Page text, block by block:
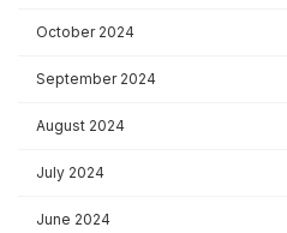
October 2024
September 2024
August 2024
July 2024
June 2024